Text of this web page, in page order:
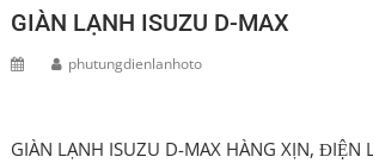
GIÀN LẠNH ISUZU D-MAX
phutungdienlanhoto
GIÀN LẠNH ISUZU D-MAX HÀNG XỊN, ĐIỆN